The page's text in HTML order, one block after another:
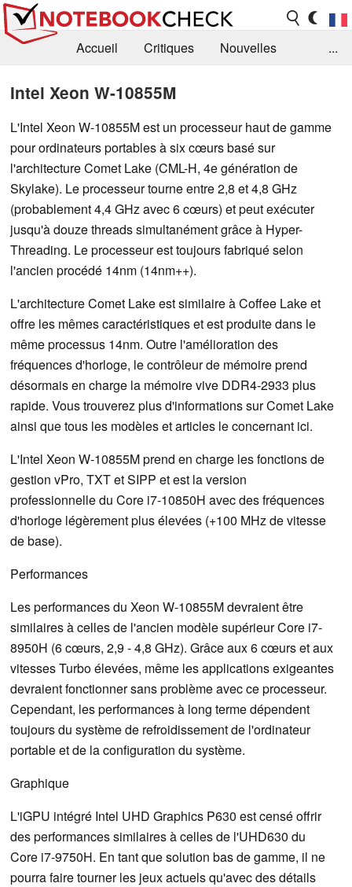
Accueil Critiques
Nouvelles
...
Intel Xeon W-10855M
L'Intel Xeon W-10855M est un processeur haut de gamme
pour ordinateurs portables à six cœurs basé sur
l'architecture Comet Lake (CML-H, 4e génération de
Skylake). Le processeur tourne entre 2,8 et 4,8 GHz
(probablement 4,4 GHz avec 6 cœurs) et peut exécuter
jusqu'à douze threads simultanément grâce à Hyper-
Threading. Le processeur est toujours fabriqué selon
l'ancien procédé 14nm (14nm++).
L'architecture Comet Lake est similaire à Coffee Lake et
offre les mêmes caractéristiques et est produite dans le
même processus 14nm. Outre l'amélioration des
fréquences d'horloge, le contrôleur de mémoire prend
désormais en charge la mémoire vive DDR4-2933 plus
rapide. Vous trouverez plus d'informations sur Comet Lake
ainsi que tous les modèles et articles le concernant ici.
L'Intel Xeon W-10855M prend en charge les fonctions de
gestion vPro, TXT et SIPP et est la version
professionnelle du Core i7-10850H avec des fréquences
d'horloge légèrement plus élevées (+100 MHz de vitesse
de base).
Performances
Les performances du Xeon W-10855M devraient être
similaires à celles de l'ancien modèle supérieur Core i7-
8950H (6 cœurs, 2,9 - 4,8 GHz). Grâce aux 6 cœurs et aux
vitesses Turbo élevées, même les applications exigeantes
devraient fonctionner sans problème avec ce processeur.
Cependant, les performances à long terme dépendent
toujours du système de refroidissement de l'ordinateur
portable et de la configuration du système.
Graphique
L'iGPU intégré Intel UHD Graphics P630 est censé offrir
des performances similaires à celles de l'UHD630 du
Core i7-9750H. En tant que solution bas de gamme, il ne
pourra faire tourner les jeux actuels qu'avec des détails